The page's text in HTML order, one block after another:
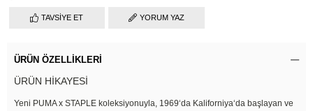
TAVSIYE ET YORUM YAZ
ÜRÜN ÖZELLIKLERI
ÜRÜN HİKAYESİ
Yeni PUMA x STAPLE koleksiyonuyla, 1969‘da Kaliforniya‘da başlayan ve